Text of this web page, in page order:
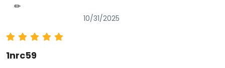
✏
10/31/2025
1nrc59